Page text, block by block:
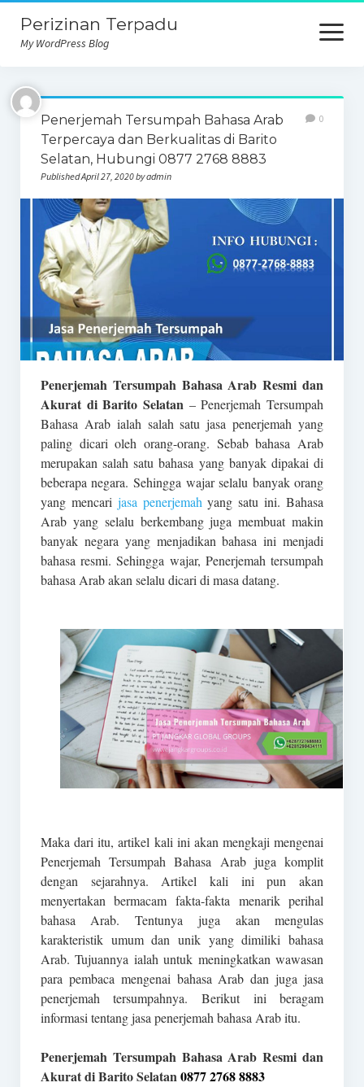
Perizinan Terpadu
My WordPress Blog
open
menu
Penerjemah Tersumpah Bahasa Arab
Terpercaya dan Berkualitas di Barito
Selatan, Hubungi 0877 2768 8883
Published April 27, 2020 by admin
0
Penerjemah Tersumpah Bahasa Arab Resmi dan
Akurat di Barito Selatan – Penerjemah Tersumpah
Bahasa Arab ialah salah satu jasa penerjemah yang
paling dicari oleh orang-orang. Sebab bahasa Arab
merupakan salah satu bahasa yang banyak dipakai di
beberapa negara. Sehingga wajar selalu banyak orang
yang mencari jasa penerjemah yang satu ini. Bahasa
Arab yang selalu berkembang juga membuat makin
banyak negara yang menjadikan bahasa ini menjadi
bahasa resmi. Sehingga wajar, Penerjemah tersumpah
bahasa Arab akan selalu dicari di masa datang.
Maka dari itu, artikel kali ini akan mengkaji mengenai
Penerjemah Tersumpah Bahasa Arab juga komplit
dengan sejarahnya. Artikel kali ini pun akan
menyertakan bermacam fakta-fakta menarik perihal
bahasa Arab. Tentunya juga akan mengulas
karakteristik umum dan unik yang dimiliki bahasa
Arab. Tujuannya ialah untuk meningkatkan wawasan
para pembaca mengenai bahasa Arab dan juga jasa
penerjemah tersumpahnya. Berikut ini beragam
informasi tentang jasa penerjemah bahasa Arab itu.
Penerjemah Tersumpah Bahasa Arab Resmi dan
Akurat di Barito Selatan0877 2768 8883